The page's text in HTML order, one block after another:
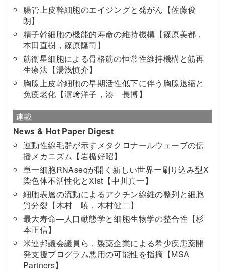
腸管上皮幹細胞のエイジングと発がん【佐藤俊
朗】
精子幹細胞の機能的寿命の維持機構【篠原美都，
本田直樹，篠原隆司】
筋衛星細胞による骨格筋の恒常性維持機構と筋再
生療法【湯浅慎介】
胸腺上皮幹細胞の早期活性低下に伴う胸腺退縮と
免疫老化【濵﨑洋子，湊 長博】
連載
News & Hot Paper Digest
運動性線毛群が示すメタクロナールウェーブの伝
播メカニズム【岩楯好昭】
単一細胞RNAseqが開く新しい世界ー刷り込み型X
染色体不活性化とXist【中川真一】
細胞表層の流動によるアクチン線維の整列と細胞
質分裂【木村 暁，木村健二】
最大寿命―人口動態学と細胞生物学の整合性【杉
本正信】
米連邦議会議員ら，製薬企業による希少疾患薬開
発支援プログラム悪用の可能性を指摘【MSA
Partners】